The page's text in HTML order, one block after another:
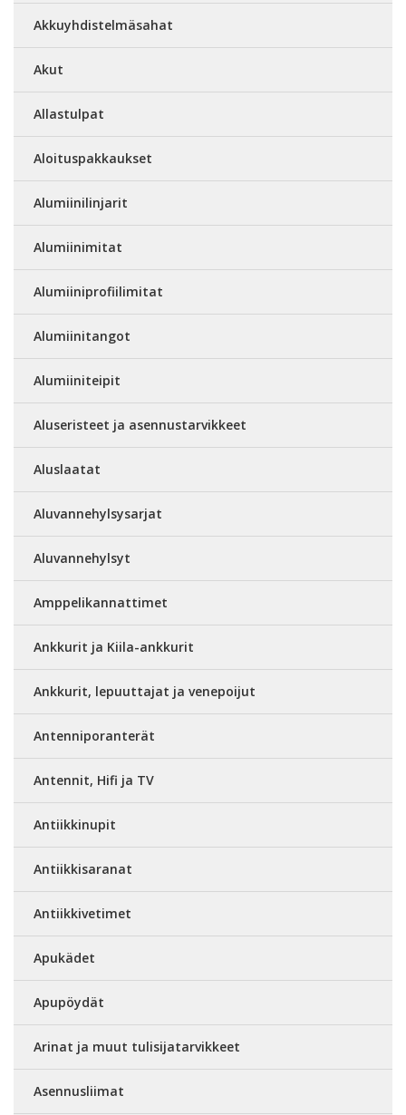
Akkuyhdistelmäsahat
Akut
Allastulpat
Aloituspakkaukset
Alumiinilinjarit
Alumiinimitat
Alumiiniprofiilimitat
Alumiinitangot
Alumiiniteipit
Aluseristeet ja asennustarvikkeet
Aluslaatat
Aluvannehylsysarjat
Aluvannehylsyt
Amppelikannattimet
Ankkurit ja Kiila-ankkurit
Ankkurit, lepuuttajat ja venepoijut
Antenniporanterät
Antennit, Hifi ja TV
Antiikkinupit
Antiikkisaranat
Antiikkivetimet
Apukädet
Apupöydät
Arinat ja muut tulisijatarvikkeet
Asennusliimat